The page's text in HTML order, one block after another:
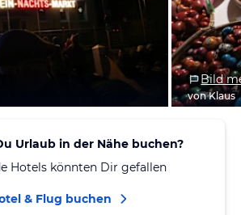
Bild
von Klaus
Urlaub in der Nähe buchen?
Hotels könnten Dir gefallen
& Flug buchen